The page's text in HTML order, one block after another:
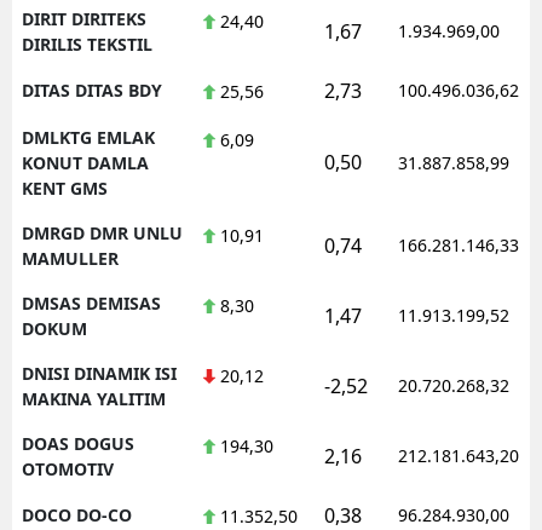
DIRIT DIRITEKS
DIRILIS TEKSTIL
24,40 1,67 1.934.969,00
DITAS DITAS BDY 25,56 2,73 100.496.036,62
DMLKTG EMLAK
KONUT DAMLA
KENT GMS
6,09
0,50 31.887.858,99
DMRGD DMR UNLU
MAMULLER
10,91 0,74 166.281.146,33
DMSAS DEMISAS
DOKUM
8,30 1,47 11.913.199,52
DNISI DINAMIK ISI
MAKINA YALITIM
20,12 -2,52 20.720.268,32
DOAS DOGUS
OTOMOTIV
194,30 2,16 212.181.643,20
DOCO DO-CO 11.352,50 0,38 96.284.930,00